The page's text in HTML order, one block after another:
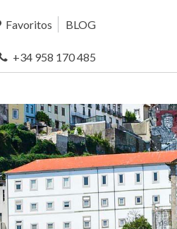
Favoritos BLOG
+34 958 170 485